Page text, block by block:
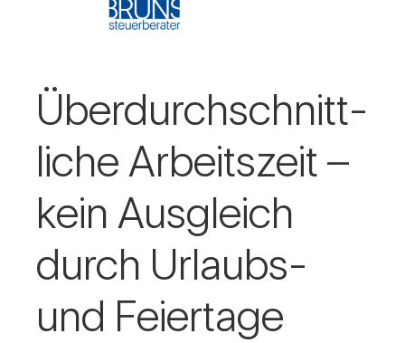
Über­durch­schnitt­
liche Arbeits­zeit –
kein Aus­gleich
durch Urlaubs-
und Fei­er­tage